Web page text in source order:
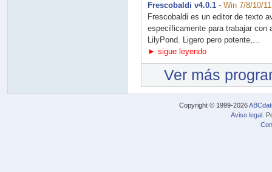
Frescobaldi v4.0.1 - Win 7/8/10/11
Frescobaldi es un editor de texto
específicamente para trabajar con
LilyPond. Ligero pero potente,...
► sigue leyendo
Ver más
Copyright © 1999-2026
Aviso legal .